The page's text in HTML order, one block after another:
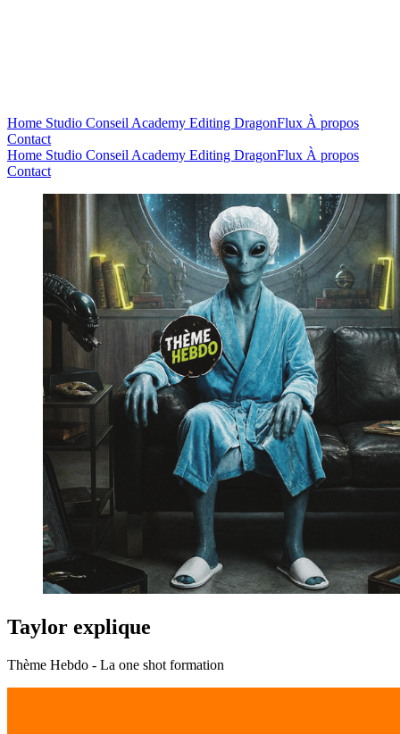
Home Studio Conseil Academy Editing DragonFlux À propos
Contact
Home Studio Conseil Academy Editing DragonFlux À propos
Contact
Taylor explique
Thème Hebdo - La one shot formation